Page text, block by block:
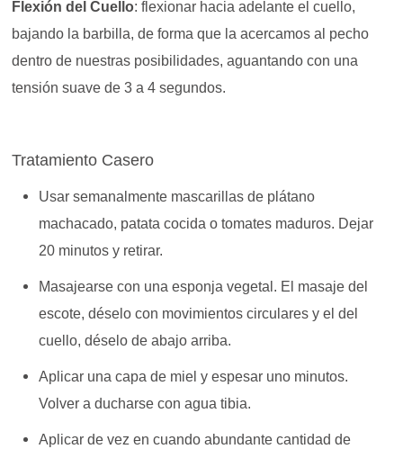
Flexión del Cuello: flexionar hacia adelante el cuello,
bajando la barbilla, de forma que la acercamos al pecho
dentro de nuestras posibilidades, aguantando con una
tensión suave de 3 a 4 segundos.
Tratamiento Casero
Usar semanalmente mascarillas de plátano
machacado, patata cocida o tomates maduros. Dejar
20 minutos y retirar.
Masajearse con una esponja vegetal. El masaje del
escote, déselo con movimientos circulares y el del
cuello, déselo de abajo arriba.
Aplicar una capa de miel y espesar uno minutos.
Volver a ducharse con agua tibia.
Aplicar de vez en cuando abundante cantidad de